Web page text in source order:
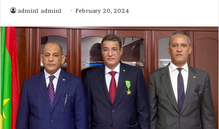
admin1 admin1 February 20, 2024